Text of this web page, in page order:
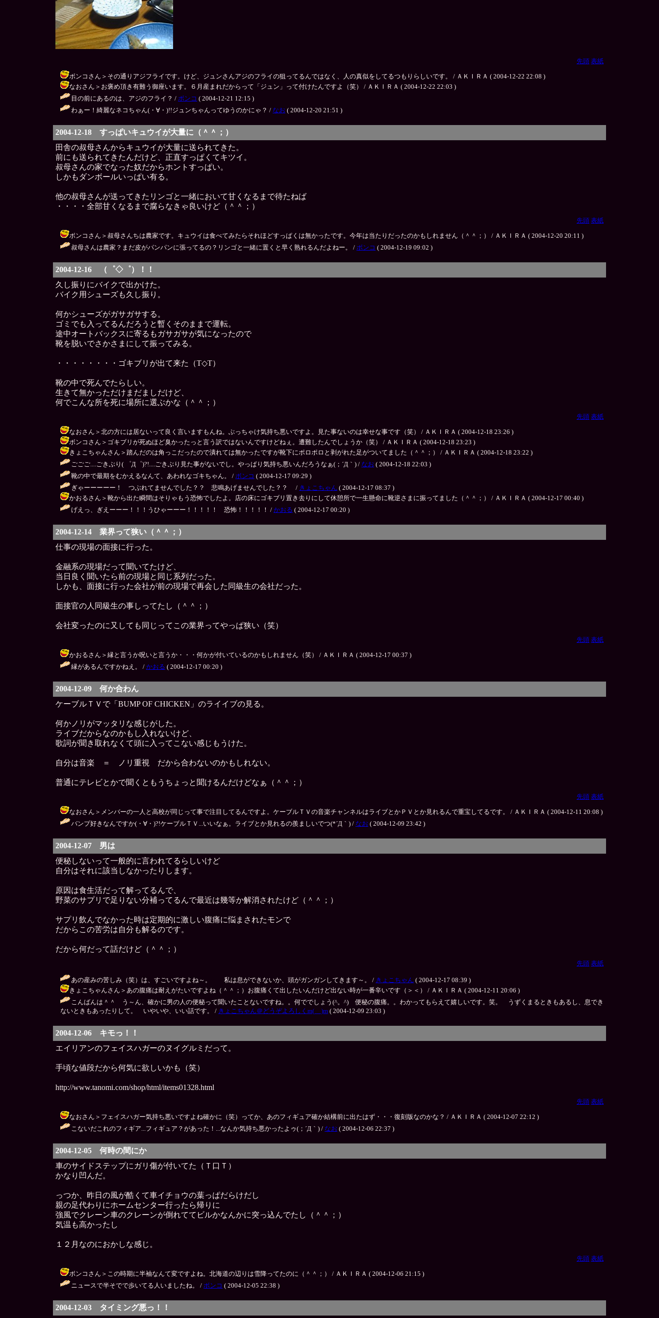
先頭 表紙
ボンコさん＞その通りアジフライです。けど、ジュンさんアジのフライの狙ってるんではなく、人の真似をしてるつもりらしいです。 / ＡＫＩＲＡ ( 2004-12-22 22:08 )
なおさん＞お褒め頂き有難う御座います。６月産まれだからって「ジュン」って付けたんですよ（笑） / ＡＫＩＲＡ ( 2004-12-22 22:03 )
目の前にあるのは、アジのフライ？ / ボンコ ( 2004-12-21 12:15 )
わぁー！綺麗なネコちゃん(・∀・)!!ジュンちゃんってゆうのかにゃ？ / なお ( 2004-12-20 21:51 )
2004-12-18 すっぱいキュウイが大量に（＾＾；）
田舎の叔母さんからキュウイが大量に送られてきた。
前にも送られてきたんだけど、正直すっぱくてキツイ。
叔母さんの家でなった奴だからホントすっぱい。
しかもダンボールいっぱい有る。
他の叔母さんが送ってきたリンゴと一緒において甘くなるまで待たねば
・・・・全部甘くなるまで腐らなきゃ良いけど（＾＾；）
先頭 表紙
ボンコさん＞叔母さんちは農家です。キュウイは食べてみたらそれほどすっぱくは無かったです。今年は当たりだったのかもしれません（＾＾；） / ＡＫＩＲＡ ( 2004-12-20 20:11 )
叔母さんは農家？まだ皮がパンパンに張ってるの？リンゴと一緒に置くと早く熟れるんだよねー。 / ボンコ ( 2004-12-19 09:02 )
2004-12-16 （゜◇゜）！！
久し振りにバイクで出かけた。
バイク用シューズも久し振り。
何かシューズがガサガサする。
ゴミでも入ってるんだろうと暫くそのままで運転。
途中オートバックスに寄るもガサガサが気になったので
靴を脱いでさかさまにして振ってみる。
・・・・・・・・ゴキブリが出て来た（T◇T）
靴の中で死んでたらしい。
生きて無かっただけまだましだけど、
何でこんな所を死に場所に選ぶかな（＾＾；）
先頭 表紙
なおさん＞北の方には居ないって良く言いますもんね。ぶっちゃけ気持ち悪いですよ。見た事ないのは幸せな事です（笑） / ＡＫＩＲＡ ( 2004-12-18 23:26 )
ボンコさん＞ゴキブリが死ぬほど臭かったっと言う訳ではないんですけどねぇ。遭難したんでしょうか（笑） / ＡＫＩＲＡ ( 2004-12-18 23:23 )
きょこちゃんさん＞踏んだのは角っこだったので潰れては無かったですが靴下にポロポロと剥がれた足がついてました（＾＾；） / ＡＫＩＲＡ ( 2004-12-18 23:22 )
ごごご....ごきぶり( ゜Д゜)?!....ごきぶり見た事がないでし。やっぱり気持ち悪いんだろうなぁ(；´Д｀) / なお ( 2004-12-18 22:03 )
靴の中で最期をむかえるなんて、あわれなゴキちゃん。 / ボンコ ( 2004-12-17 09:29 )
ぎゃーーーーー！ つぶれてませんでした？？ 悲鳴あげませんでした？？ / きょこちゃん ( 2004-12-17 08:37 )
かおるさん＞靴から出た瞬間はそりゃもう恐怖でしたよ。店の床にゴキブリ置き去りにして休憩所で一生懸命に靴逆さまに振ってました（＾＾；） / ＡＫＩＲＡ ( 2004-12-17 00:40 )
げえっ、ぎえーーー！！！うひゃーーー！！！！！ 恐怖！！！！！ / かおる ( 2004-12-17 00:20 )
2004-12-14 業界って狭い（＾＾；）
仕事の現場の面接に行った。
金融系の現場だって聞いてたけど、
当日良く聞いたら前の現場と同じ系列だった。
しかも、面接に行った会社が前の現場で再会した同級生の会社だった。
面接官の人同級生の事しってたし（＾＾；）
会社変ったのに又しても同じってこの業界ってやっぱ狭い（笑）
先頭 表紙
かおるさん＞縁と言うか呪いと言うか・・・何かが付いているのかもしれません（笑） / ＡＫＩＲＡ ( 2004-12-17 00:37 )
縁があるんですかねえ。 / かおる ( 2004-12-17 00:20 )
2004-12-09 何か合わん
ケーブルＴＶで「BUMP OF CHICKEN」のライイブの見る。
何かノリがマッタリな感じがした。
ライブだからなのかもし入れないけど、
歌詞が聞き取れなくて頭に入ってこない感じもうけた。
自分は音楽 ＝ ノリ重視 だから合わないのかもしれない。
普通にテレビとかで聞くともうちょっと聞けるんだけどなぁ（＾＾；）
先頭 表紙
なおさん＞メンバーの一人と高校が同じって事で注目してるんですよ。ケーブルＴＶの音楽チャンネルはライブとかＰＶとか見れるんで重宝してるです。 / ＡＫＩＲＡ ( 2004-12-11 20:08 )
バンプ好きなんですか(・∀・)?!ケーブルＴＶ...いいなぁ。ライブとか見れるの羨ましいでつ(*´Д｀) / なお ( 2004-12-09 23:42 )
2004-12-07 男は
便秘しないって一般的に言われてるらしいけど
自分はそれに該当しなかったりします。
原因は食生活だって解ってるんで、
野菜のサプリで足りない分補ってるんで最近は幾等か解消されたけど（＾＾；）
サプリ飲んでなかった時は定期的に激しい腹痛に悩まされたモンで
だからこの苦労は自分も解るのです。
だから何だって話だけど（＾＾；）
先頭 表紙
あの産みの苦しみ（笑）は、すごいですよね～。 私は息ができないか、頭がガンガンしてきます～。 / きょこちゃん ( 2004-12-17 08:39 )
きょこちゃんさん＞あの腹痛は耐えがたいですよね（＾＾；）お腹痛くて出したいんだけど出ない時が一番辛いです（＞＜） / ＡＫＩＲＡ ( 2004-12-11 20:06 )
こんばんは＾＾ う～ん、確かに男の人の便秘って聞いたことないですね。。何ででしょう(^。^) 便秘の腹痛。。わかってもらえて嬉しいです。笑。 うずくまるときもあるし、息でき
ないときもあったりして。 いやいや、いい話です。 / きょこちゃん＠どうぞよろしくm(__)m ( 2004-12-09 23:03 )
2004-12-06 キモっ！！
エイリアンのフェイスハガーのヌイグルミだって。
手頃な値段だから何気に欲しいかも（笑）
http://www.tanomi.com/shop/html/items01328.html
先頭 表紙
なおさん＞フェイスハガー気持ち悪いですよね確かに（笑）ってか、あのフィギュア確か結構前に出たはず・・・復刻版なのかな？ / ＡＫＩＲＡ ( 2004-12-07 22:12 )
こないだこれのフィギア...フィギュア？があった！...なんか気持ち悪かったよゥ(；´Д｀) / なお ( 2004-12-06 22:37 )
2004-12-05 何時の間にか
車のサイドステップにガリ傷が付いてた（Ｔ口Ｔ）
かなり凹んだ。
っつか、昨日の風が酷くて車イチョウの葉っぱだらけだし
親の足代わりにホームセンター行ったら帰りに
強風でクレーン車のクレーンが倒れててビルかなんかに突っ込んでたし（＾＾；）
気温も高かったし
１２月なのにおかしな感じ。
先頭 表紙
ボンコさん＞この時期に半袖なんて変ですよね。北海道の辺りは雪降ってたのに（＾＾；） / ＡＫＩＲＡ ( 2004-12-06 21:15 )
ニュースで半そでで歩いてる人いましたね。 / ボンコ ( 2004-12-05 22:38 )
2004-12-03 タイミング悪っ！！